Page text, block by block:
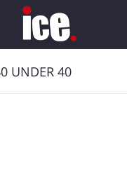
UNDER 40